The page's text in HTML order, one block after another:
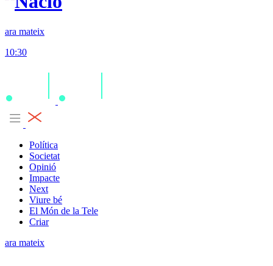
ara mateix
10:30
Política
Societat
Opinió
Impacte
Next
Viure bé
El Món de la Tele
Criar
ara mateix